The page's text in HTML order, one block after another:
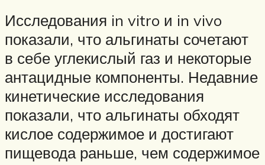
Исследования in vitro и in vivo
показали, что альгинаты сочетают
в себе углекислый газ и некоторые
антацидные компоненты. Недавние
кинетические исследования
показали, что альгинаты обходят
кислое содержимое и достигают
пищевода раньше, чем содержимое